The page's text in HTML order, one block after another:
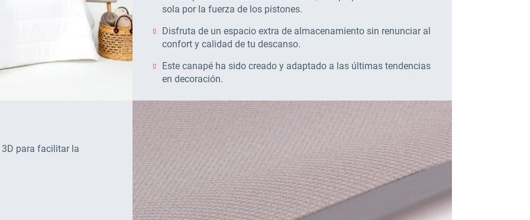
sola por la fuerza de los pistones.
Disfruta de un espacio extra de almacenamiento sin renunciar al
confort y calidad de tu descanso.
Este canapé ha sido creado y adaptado a las últimas tendencias
en decoración.
para facilitar la